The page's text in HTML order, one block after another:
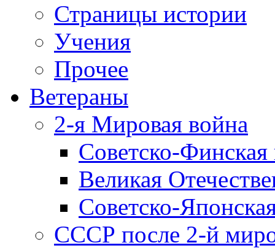
Страницы истории
Учения
Прочее
Ветераны
2-я Мировая война
Советско-
Великая
Советско-
СССР после 2-й